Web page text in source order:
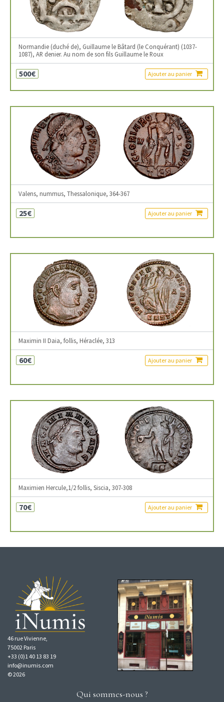
Normandie (duché de), Guillaume le Bâtard (le Conquérant) (1037-
1087), AR denier. Au nom de son fils Guillaume le Roux
500€ Ajouter au panier
Valens, nummus, Thessalonique, 364-367
25€ Ajouter au panier
Maximin II Daia, follis, Héraclée, 313
60€ Ajouter au panier
Maximien Hercule,1/2 follis, Siscia, 307-308
70€ Ajouter au panier
46 rue Vivienne,
75002 Paris
+33 (0)1 40 13 83 19
info@inumis.com
© 2026
Qui sommes-nous ?